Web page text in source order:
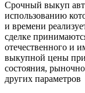
Срочный выкуп
использованию
и времени
сделке
отечественного и
выкупной цены при
состояния,
других параметров